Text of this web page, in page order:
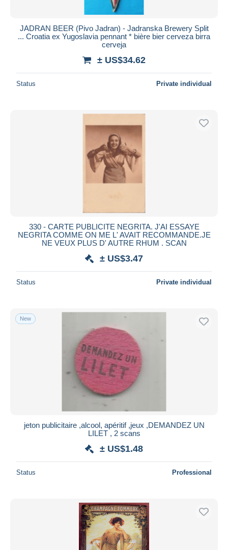
JADRAN BEER (Pivo Jadran) - Jadranska Brewery Split
... Croatia ex Yugoslavia pennant * bière bier cerveza birra
cerveja
± US$34.62
Status Private individual
330 - CARTE PUBLICITE NEGRITA. J'AI ESSAYE
NEGRITA COMME ON ME L' AVAIT RECOMMANDE.JE
NE VEUX PLUS D' AUTRE RHUM . SCAN
± US$3.47
Status Private individual
New
jeton publicitaire ,alcool, apéritif ,jeux ,DEMANDEZ UN
LILET , 2 scans
± US$1.48
Status Professional